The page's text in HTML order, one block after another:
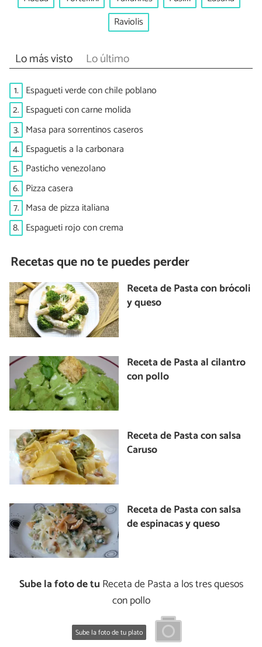
Raviolis
Lo más visto Lo último
1. Espagueti verde con chile poblano
2. Espagueti con carne molida
3. Masa para sorrentinos caseros
4. Espaguetis a la carbonara
5. Pasticho venezolano
6. Pizza casera
7. Masa de pizza italiana
8. Espagueti rojo con crema
Recetas que no te puedes perder
Receta de Pasta con brócoli
y queso
Receta de Pasta al cilantro
con pollo
Receta de Pasta con salsa
Caruso
Receta de Pasta con salsa
de espinacas y queso
Sube la foto de tu Receta de Pasta a los tres quesos
con pollo
Sube la foto de tu plato